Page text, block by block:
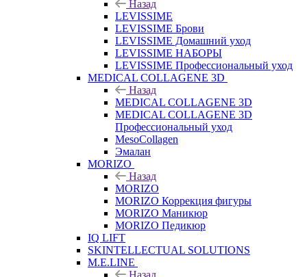
Назад
LEVISSIME
LEVISSIME Брови
LEVISSIME Домашний уход
LEVISSIME НАБОРЫ
LEVISSIME Профессиональный уход
MEDICAL COLLAGENE 3D
Назад
MEDICAL COLLAGENE 3D
MEDICAL COLLAGENE 3D
Профессиональный уход
MesoCollagen
Эмалан
MORIZO
Назад
MORIZO
MORIZO Коррекция фигуры
MORIZO Маникюр
MORIZO Педикюр
IQ LIFT
SKINTELLECTUAL SOLUTIONS
M.E.LINE
Назад